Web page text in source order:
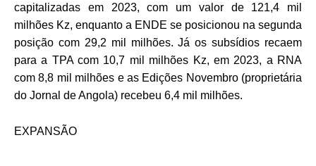
capitalizadas em 2023, com um valor de 121,4 mil
milhões Kz, enquanto a ENDE se posicionou na segunda
posição com 29,2 mil milhões. Já os subsídios recaem
para a TPA com 10,7 mil milhões Kz, em 2023, a RNA
com 8,8 mil milhões e as Edições Novembro (proprietária
do Jornal de Angola) recebeu 6,4 mil milhões.
EXPANSÃO